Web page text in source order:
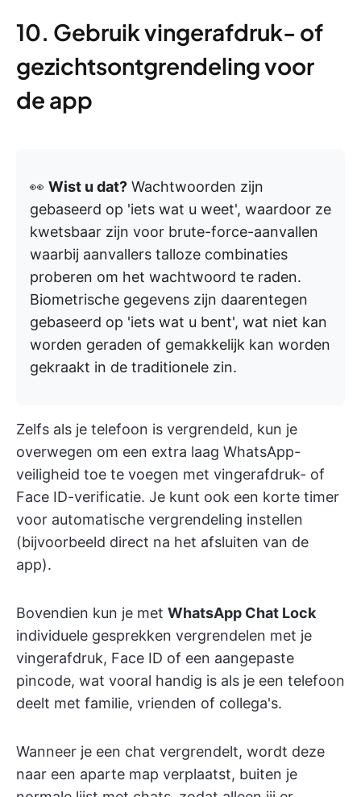
10. Gebruik vingerafdruk- of
gezichtsontgrendeling voor
de app
👀 Wist u dat? Wachtwoorden zijn
gebaseerd op 'iets wat u weet', waardoor ze
kwetsbaar zijn voor brute-force-aanvallen
waarbij aanvallers talloze combinaties
proberen om het wachtwoord te raden.
Biometrische gegevens zijn daarentegen
gebaseerd op 'iets wat u bent', wat niet kan
worden geraden of gemakkelijk kan worden
gekraakt in de traditionele zin.
Zelfs als je telefoon is vergrendeld, kun je
overwegen om een extra laag WhatsApp-
veiligheid toe te voegen met vingerafdruk- of
Face ID-verificatie. Je kunt ook een korte timer
voor automatische vergrendeling instellen
(bijvoorbeeld direct na het afsluiten van de
app).
Bovendien kun je met WhatsApp Chat Lock
individuele gesprekken vergrendelen met je
vingerafdruk, Face ID of een aangepaste
pincode, wat vooral handig is als je een telefoon
deelt met familie, vrienden of collega's.
Wanneer je een chat vergrendelt, wordt deze
naar een aparte map verplaatst, buiten je